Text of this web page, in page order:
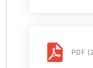
PDF